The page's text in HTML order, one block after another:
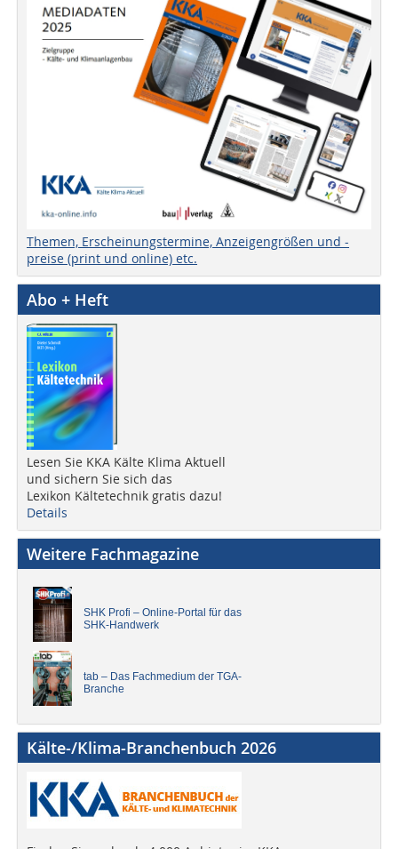
Themen, Erscheinungstermine, Anzeigengrößen und -
preise (print und online) etc.
Abo + Heft
Lesen Sie KKA Kälte Klima Aktuell
und sichern Sie sich das
Lexikon Kältetechnik gratis dazu!
Details
Weitere Fachmagazine
SHK Profi – Online-Portal für das
SHK-Handwerk
tab – Das Fachmedium der TGA-
Branche
Kälte-/Klima-Branchenbuch 2026